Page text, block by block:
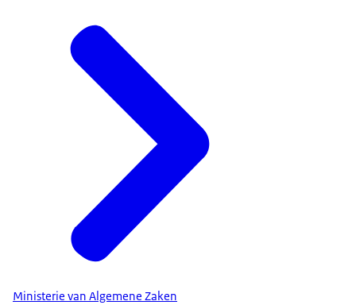
Ministerie van Algemene Zaken